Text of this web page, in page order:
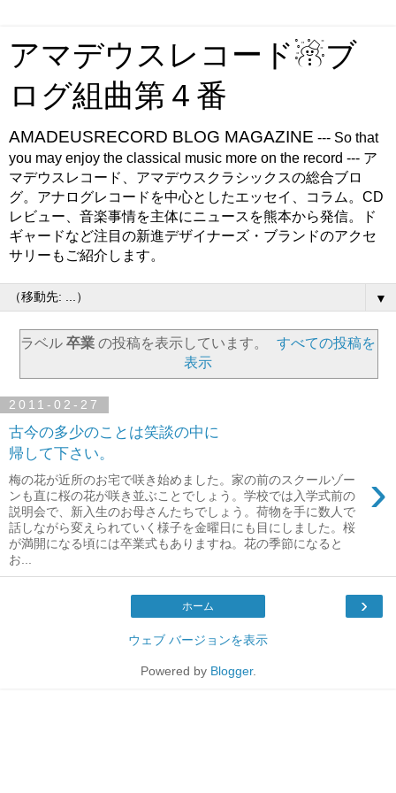
アマデウスレコード☃ブ
ログ組曲第４番
AMADEUSRECORD BLOG MAGAZINE --- So that
you may enjoy the classical music more on the record --- ア
マデウスレコード、アマデウスクラシックスの総合ブロ
グ。アナログレコードを中心としたエッセイ、コラム。CD
レビュー、音楽事情を主体にニュースを熊本から発信。ド
ギャードなど注目の新進デザイナーズ・ブランドのアクセ
サリーもご紹介します。
▼
ラベル 卒業の投稿を表示しています。
すべての投稿を
表示
2011-02-27
古今の多少のことは笑談の中に
帰して下さい。
›
梅の花が近所のお宅で咲き始めました。家の前のスクールゾー
ンも直に桜の花が咲き並ぶことでしょう。学校では入学式前の
説明会で、新入生のお母さんたちでしょう。荷物を手に数人で
話しながら変えられていく様子を金曜日にも目にしました。桜
が満開になる頃には卒業式もありますね。花の季節になると
お...
›
ホーム
ウェブ バージョンを表示
Powered by Blogger.